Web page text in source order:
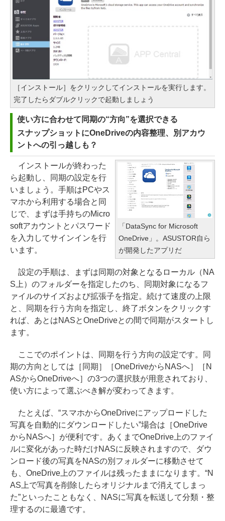
［インストール］をクリックしてインストールを実行します。
完了したらダブルクリックで起動しましょう
使い方に合わせて同期の“方向”を選択できる
スナップショットにOneDriveの内容整理、別アカウ
ントへの引っ越しも？
「DataSync for Microsoft
OneDrive」。ASUSTOR自ら
が開発したアプリだ
インストールが終わった
ら起動し、同期の設定を行
いましょう。手順はPCやス
マホから利用する場合と同
じで、まずは手持ちのMicro
softアカウントとパスワード
を入力してサインインを行
います。
設定の手順は、まずは同期の対象となるローカル（NA
S上）のフォルダーを指定したのち、同期対象になるフ
ァイルのサイズおよび拡張子を指定。続けて速度の上限
と、同期を行う方向を指定し、終了ボタンをクリックす
れば、あとはNASとOneDriveとの間で同期がスタートし
ます。
ここでのポイントは、同期を行う方向の設定です。同
期の方向としては［同期］［OneDriveからNASへ］［N
ASからOneDriveへ］の3つの選択肢が用意されており、
使い方によって選ぶべき解が変わってきます。
たとえば、“スマホからOneDriveにアップロードした
写真を自動的にダウンロードしたい”場合は［OneDrive
からNASへ］が便利です。あくまでOneDrive上のファイ
ルに変化があった時だけNASに反映されますので、ダウ
ンロード後の写真をNASの別フォルダーに移動させて
も、OneDrive上のファイルは残ったままになります。“N
AS上で写真を削除したらオリジナルまで消えてしまっ
た”といったこともなく、NASに写真を転送して分類・整
理するのに最適です。